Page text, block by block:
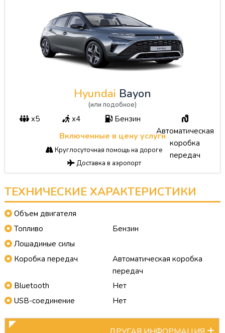
Hyundai Bayon
(или подобное)
x5 x4
Бензин
Автоматическая
коробка
передач
Включенные в цену услуги
Круглосуточная помощь на дороге
Доставка в аэропорт
ТЕХНИЧЕСКИЕ ХАРАКТЕРИСТИКИ
Объем двигателя
Топливо
Бензин
Лошадиные силы
Коробка передач
Автоматическая коробка
передач
Bluetooth
Нет
USB-соединение
Нет